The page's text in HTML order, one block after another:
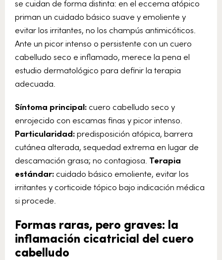
se cuidan de forma distinta: en el eccema atópico
priman un cuidado básico suave y emoliente y
evitar los irritantes, no los champús antimicóticos.
Ante un picor intenso o persistente con un cuero
cabelludo seco e inflamado, merece la pena el
estudio dermatológico para definir la terapia
adecuada.
Síntoma principal:cuero cabelludo seco y
enrojecido con escamas finas y picor intenso.
Particularidad:predisposición atópica, barrera
cutánea alterada, sequedad extrema en lugar de
descamación grasa; no contagiosa. Terapia
estándar:cuidado básico emoliente, evitar los
irritantes y corticoide tópico bajo indicación médica
si procede.
Formas raras, pero graves: la
inflamación cicatricial del cuero
cabelludo